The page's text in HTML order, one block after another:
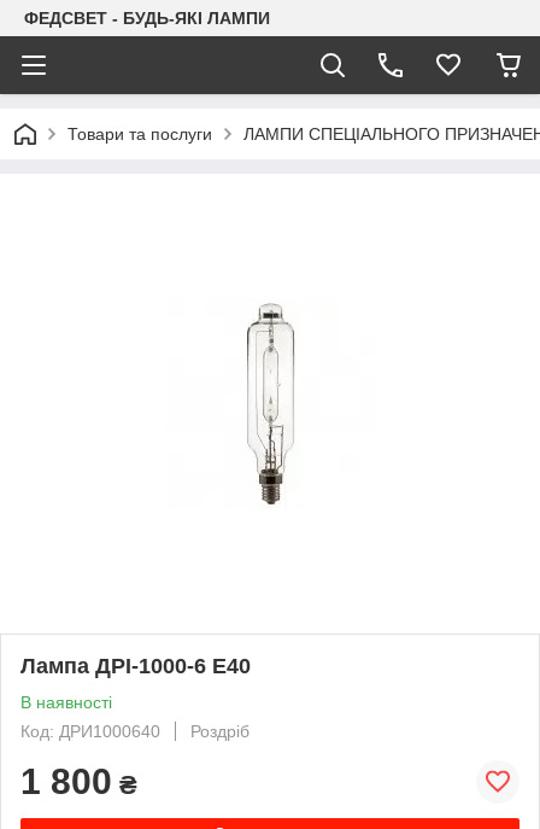
ФЕДСВЕТ - БУДЬ-ЯКІ ЛАМПИ
Товари та послуги ЛАМПИ СПЕЦІАЛЬНОГО
Лампа ДРІ-1000-6 Е40
В наявності
Код: ДРИ1000640
Роздріб
1 800 ₴